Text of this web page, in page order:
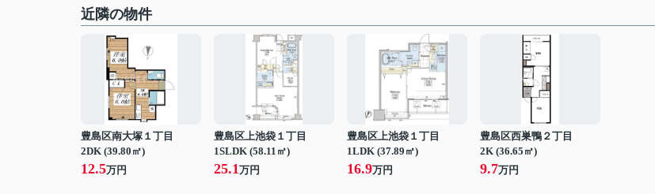
近隣の物件
豊島区南大塚１丁目
2DK (39.80㎡)
12.5万円
豊島区上池袋１丁目
1SLDK (58.11㎡)
25.1万円
豊島区上池袋１丁目
1LDK (37.89㎡)
16.9万円
豊島区西巣鴨２丁目
2K (36.65㎡)
9.7万円